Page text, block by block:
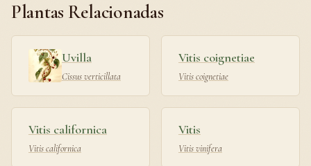
Plantas Relacionadas
Uvilla
Cissus verticillata
Vitis coignetiae
Vitis coignetiae
Vitis californica
Vitis californica
Vitis
Vitis vinifera